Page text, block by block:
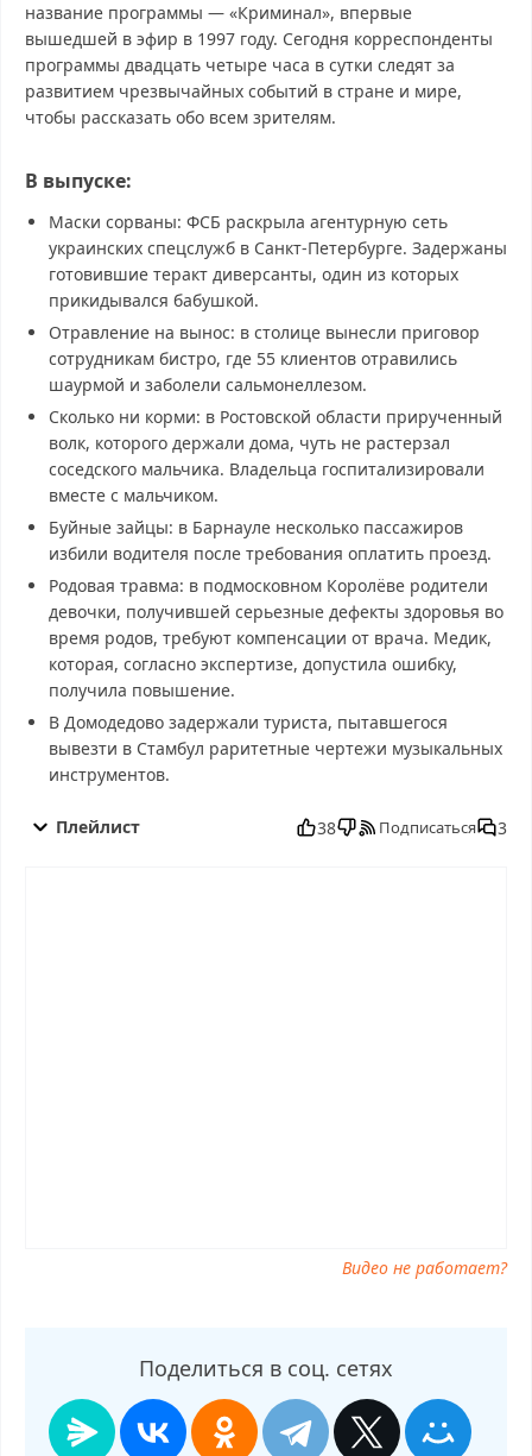
название программы — «Криминал», впервые
вышедшей в эфир в 1997 году. Сегодня корреспонденты
программы двадцать четыре часа в сутки следят за
развитием чрезвычайных событий в стране и мире,
чтобы рассказать обо всем зрителям.
В выпуске:
Маски сорваны: ФСБ раскрыла агентурную сеть
украинских спецслужб в Санкт-Петербурге. Задержаны
готовившие теракт диверсанты, один из которых
прикидывался бабушкой.
Отравление на вынос: в столице вынесли приговор
сотрудникам бистро, где 55 клиентов отравились
шаурмой и заболели сальмонеллезом.
Сколько ни корми: в Ростовской области прирученный
волк, которого держали дома, чуть не растерзал
соседского мальчика. Владельца госпитализировали
вместе с мальчиком.
Буйные зайцы: в Барнауле несколько пассажиров
избили водителя после требования оплатить проезд.
Родовая травма: в подмосковном Королёве родители
девочки, получившей серьезные дефекты здоровья во
время родов, требуют компенсации от врача. Медик,
которая, согласно экспертизе, допустила ошибку,
получила повышение.
В Домодедово задержали туриста, пытавшегося
вывезти в Стамбул раритетные чертежи музыкальных
инструментов.
18.09.2025 смотреть онлайн, ЧП от 18.09.2025 последний
Плейлист 38 Подписаться 3
Видео не работает?
Поделиться в соц. сетях